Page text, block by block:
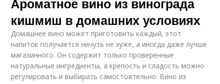
кишмиш в домашних условиях
Домашнее вино может приготовить каждый, этот
напиток получается ничуть не хуже, а иногда даже лучше
магазинного. Он содержит только проверенные
натуральные ингредиенты, а крепость и сладость можно
регулировать и выбирать самостоятельно. Вино из